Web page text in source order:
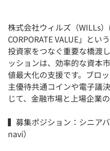
株式会社ウィルズ（WILLs
CORPORATE VALUE」とい
投資家をつなぐ重要な橋渡
ッションは、効率的な資本
値最大化の支援です。ブロ
主優待共通コインや電子議
じて、金融市場と上場企業
▍募集ポジション：シニア
navi）